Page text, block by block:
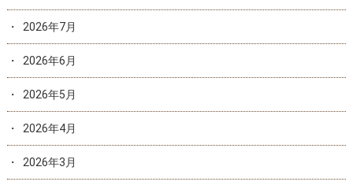
2026年7月
2026年6月
2026年5月
2026年4月
2026年3月